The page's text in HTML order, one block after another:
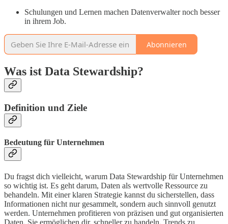
Schulungen und Lernen machen Datenverwalter noch besser
in ihrem Job.
Abonnieren
Was ist Data Stewardship?
Definition und Ziele
Bedeutung für Unternehmen
Du fragst dich vielleicht, warum Data Stewardship für Unternehmen
so wichtig ist. Es geht darum, Daten als wertvolle Ressource zu
behandeln. Mit einer klaren Strategie kannst du sicherstellen, dass
Informationen nicht nur gesammelt, sondern auch sinnvoll genutzt
werden. Unternehmen profitieren von präzisen und gut organisierten
Daten. Sie ermöglichen dir, schneller zu handeln, Trends zu